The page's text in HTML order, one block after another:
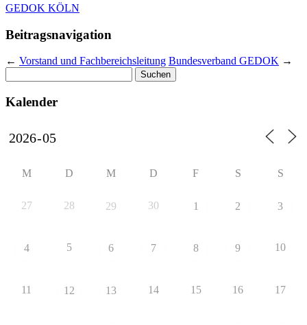
GEDOK KÖLN
Beitragsnavigation
← Vorstand und Fachbereichsleitung Bundesverband GEDOK →
nach:
Kalender
M D M D F S S
27 28 29 30 1 2 3
4 5 6 7 8 9 10
11 12 13 14 15 16 17